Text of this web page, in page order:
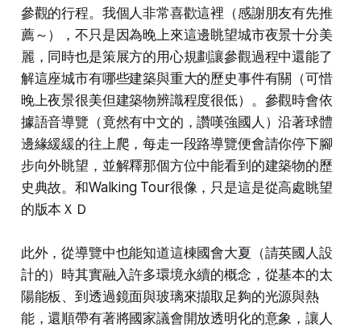
參觀的行程。我個人非常喜歡這裡（感謝朋友有先推
薦～），不只是因為晚上來這邊眺望城市夜景十分美
麗，同時也是策展方的用心規劃讓參觀過程中還能了
解這座城市有哪些建築與重大的歷史事件有關（可惜
晚上夜景很美但建築物辨識程度很低）。參觀時會依
據語音導覽（竟然有中文的，讚嘆強國人）沿著球體
邊緣緩緩的往上爬，每走一段路導覽便會請你停下腳
步向外眺望，並解釋那個方位中能看到的建築物的歷
史典故。和Walking Tour很像，只是這是從高處眺望
的版本ＸＤ
此外，從導覽中也能知道這棟國會大夏（請英國人設
計的）時其實融入許多環境永續的概念，從基本的太
陽能板、到透過鏡面與玻璃來擷取足夠的光源與熱
能，還順帶有著將國家議會開放透明化的意象，讓人